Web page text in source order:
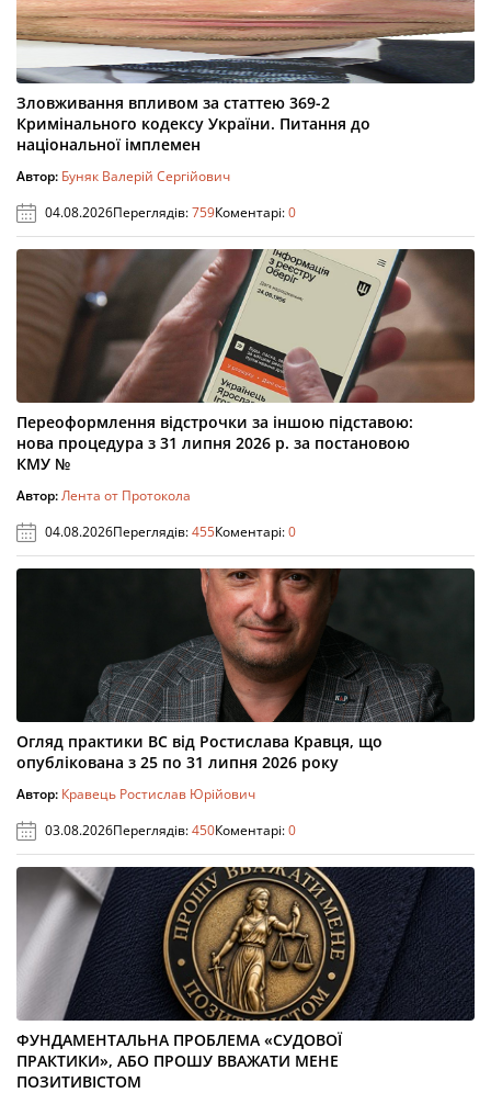
Зловживання впливом за статтею 369-2
Кримінального кодексу України. Питання до
національної імплемен
Автор: Буняк Валерій Сергійович
04.08.2026Переглядів:759Коментарі:0
Переоформлення відстрочки за іншою підставою:
нова процедура з 31 липня 2026 р. за постановою
КМУ №
Автор:Лента от Протокола
04.08.2026Переглядів:455Коментарі:0
Огляд практики ВС від Ростислава Кравця, що
опублікована з 25 по 31 липня 2026 року
Автор: Кравець Ростислав Юрійович
03.08.2026Переглядів:450Коментарі:0
ФУНДАМЕНТАЛЬНА ПРОБЛЕМА «СУДОВОЇ
ПРАКТИКИ», АБО ПРОШУ ВВАЖАТИ МЕНЕ
ПОЗИТИВІСТОМ